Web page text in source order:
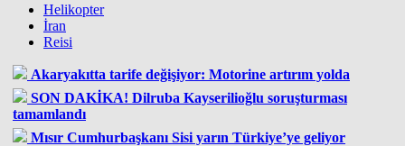
Helikopter
İran
Reisi
Akaryakıtta tarife değişiyor: Motorine artırım yolda
SON DAKİKA! Dilruba Kayserilioğlu soruşturması
tamamlandı
Mısır Cumhurbaşkanı Sisi yarın Türkiye’ye geliyor